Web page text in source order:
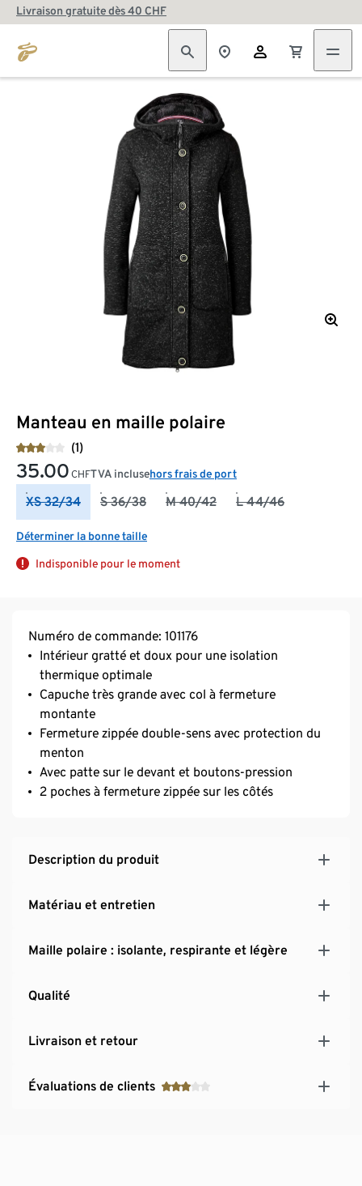
Livraison gratuite dès 40 CHF
Manteau en maille polaire
(1)
35.00 CHFTVA inclusehors frais de port
XS 32/34 S 36/38 M 40/42 L 44/46
Déterminer la bonne taille
Indisponible pour le moment
Numéro de commande: 101176
Intérieur gratté et doux pour une isolation
thermique optimale
Capuche très grande avec col à fermeture
montante
Fermeture zippée double-sens avec protection du
menton
Avec patte sur le devant et boutons-pression
2 poches à fermeture zippée sur les côtés
Description du produit
Matériau et entretien
Maille polaire : isolante, respirante et légère
Qualité
Livraison et retour
Évaluations de clients